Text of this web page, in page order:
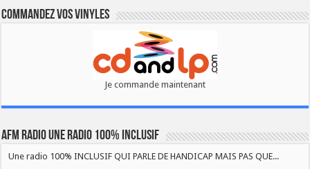
Commandez vos vinyles
Je commande maintenant
AFM RADIO UNE RADIO 100% INCLUSIF
Une radio 100% INCLUSIF QUI PARLE DE HANDICAP MAIS PAS QUE...